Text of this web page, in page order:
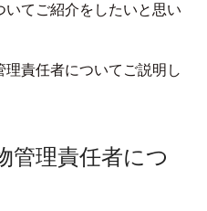
てご紹介をしたいと思い
理責任者についてご説明し
管理責任者につ